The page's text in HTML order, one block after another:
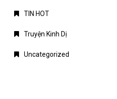
TIN HOT
Truyện Kinh Dị
Uncategorized